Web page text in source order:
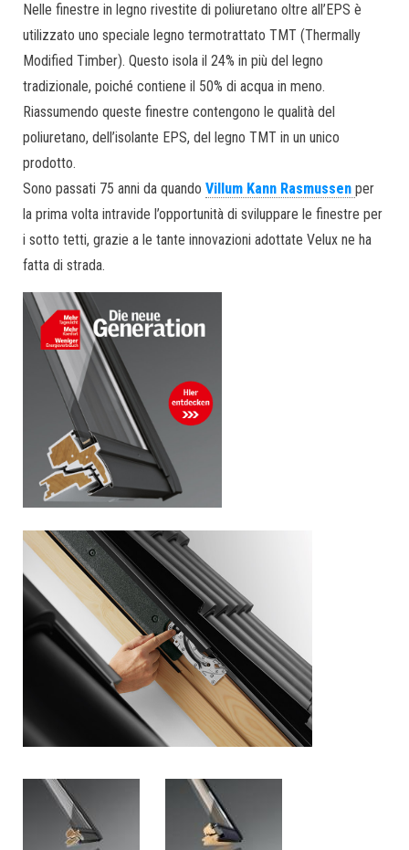
Nelle finestre in legno rivestite di poliuretano oltre all’EPS è
utilizzato uno speciale legno termotrattato TMT (Thermally
Modified Timber). Questo isola il 24% in più del legno
tradizionale, poiché contiene il 50% di acqua in meno.
Riassumendo queste finestre contengono le qualità del
poliuretano, dell’isolante EPS, del legno TMT in un unico
prodotto.
Sono passati 75 anni da quando Villum Kann Rasmussen per
la prima volta intravide l’opportunità di sviluppare le finestre per
i sotto tetti, grazie a le tante innovazioni adottate Velux ne ha
fatta di strada.